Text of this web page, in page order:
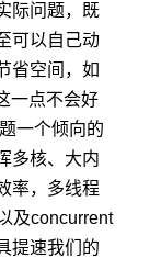
际问题，既
可以自己动
省空间，如
一点不会好
一个倾向的
多核、大内
率，多线程
及concurrent
提速我们的